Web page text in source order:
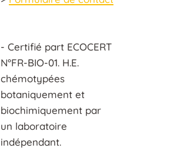
- Certifié part ECOCERT
N°FR-BIO-01. H.E.
chémotypées
botaniquement et
biochimiquement par
un laboratoire
indépendant.